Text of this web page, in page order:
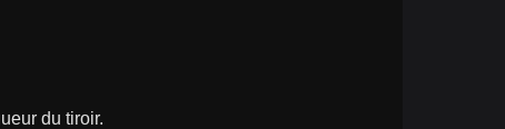
du tiroir.